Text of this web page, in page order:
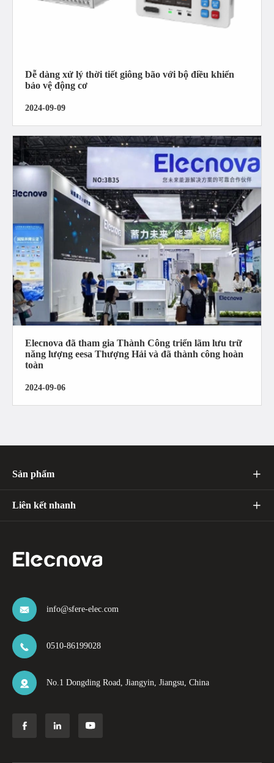
Dễ dàng xử lý thời tiết giông bão với bộ điều khiển
bảo vệ động cơ
2024-09-09
Elecnova đã tham gia Thành Công triển lãm lưu trữ
năng lượng eesa Thượng Hải và đã thành công hoàn
toàn
2024-09-06
Sản phẩm 
Liên kết nhanh 
 info@sfere-elec.com
 0510-86199028
 No.1 Dongding Road, Jiangyin, Jiangsu, China
  